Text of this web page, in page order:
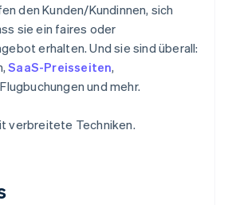
den Kunden/Kundinnen, sich
sie ein faires oder
erhalten. Und sie sind überall:
SaaS-Preisseiten,
und mehr.
verbreitete Techniken.